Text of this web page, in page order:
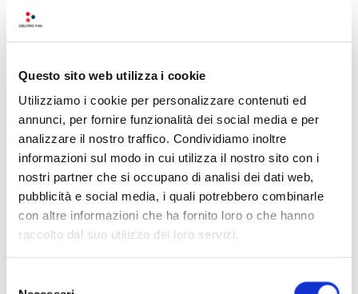
Questo sito web utilizza i cookie
Utilizziamo i cookie per personalizzare contenuti ed
annunci, per fornire funzionalità dei social media e per
analizzare il nostro traffico. Condividiamo inoltre
informazioni sul modo in cui utilizza il nostro sito con i
nostri partner che si occupano di analisi dei dati web,
pubblicità e social media, i quali potrebbero combinarle
con altre informazioni che ha fornito loro o che hanno
raccolto dal suo utilizzo dei loro servizi.
Verso Piacenza, ritroviamo i
ravioline fritte, che sono tortelli dolci con
da un impasto comune di farina, uova,
burro e zucchero, con l’aggiunta di altri
ingredienti come scorza di limone, vino
bianco e un pizzico di sale, sono chiusi
seguendo la tipica forma di “raviolo” e
imbottiti di un ripieno a base di mostarda,
amaretti, marmellata, castagne,
cioccolato, caffè e liquore. Una volta fritti,
vengono serviti cosparsi di zucchero a
velo.